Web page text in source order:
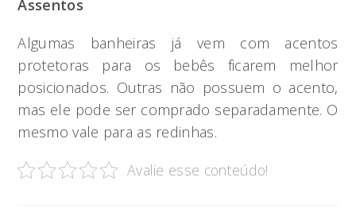
Assentos
Algumas banheiras já vem com acentos
protetoras para os bebês ficarem melhor
posicionados. Outras não possuem o acento,
mas ele pode ser comprado separadamente. O
mesmo vale para as redinhas.
Avalie esse conteúdo!